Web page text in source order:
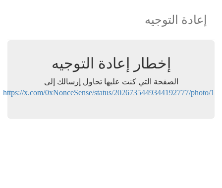
إعادة التوجيه
إخطار إعادة التوجيه
الصفحة التي كنت عليها تحاول إرسالك إلى
https://x.com/0xNonceSense/status/2026735449344192777/photo/1